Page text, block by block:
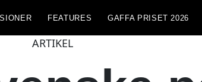
FEATURES GAFFA PRISET 2026
ARTIKEL